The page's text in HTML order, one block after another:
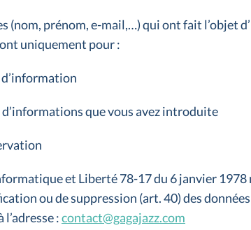
(nom, prénom, e-mail,…) qui ont fait l’objet
uniquement pour :
d’informations que vous avez introduite
et Liberté 78-17 du 6 janvier 1978
ou de suppression (art. 40) des
:contact@gagajazz.com